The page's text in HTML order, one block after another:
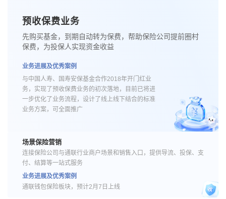
预收保费业务
先购买基金，到期自动转为保费，帮助保险公司提前圈村
保费，为投保人实现资金收益
业务进展及优秀案例
与中国人寿、国寿安保基金合作2018年开门红业
务，实现了预收保费业务的初次落地，目前已将进
一步优化了业务流程，设计了线上线下结合的标准
业务方案，可全面推广
场景保险营销
连接保险公司与通联行业商户场景和销售入口，提供导流、投保、支
付、结算等一站式服务
业务进展及优秀案例
通联钱包保险板块，预计2月7日上线